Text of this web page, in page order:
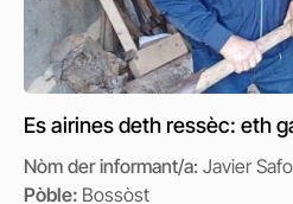
Es airines deth ressèc: eth
Nòm der informant/a: Javier
Pòble: Bossòst